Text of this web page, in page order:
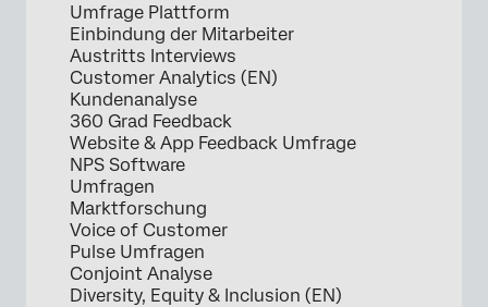
Umfrage Plattform
Einbindung der Mitarbeiter
Austritts Interviews
Customer Analytics (EN)
Kundenanalyse
360 Grad Feedback
Website & App Feedback Umfrage
NPS Software
Umfragen
Marktforschung
Voice of Customer
Pulse Umfragen
Conjoint Analyse
Diversity, Equity & Inclusion (EN)